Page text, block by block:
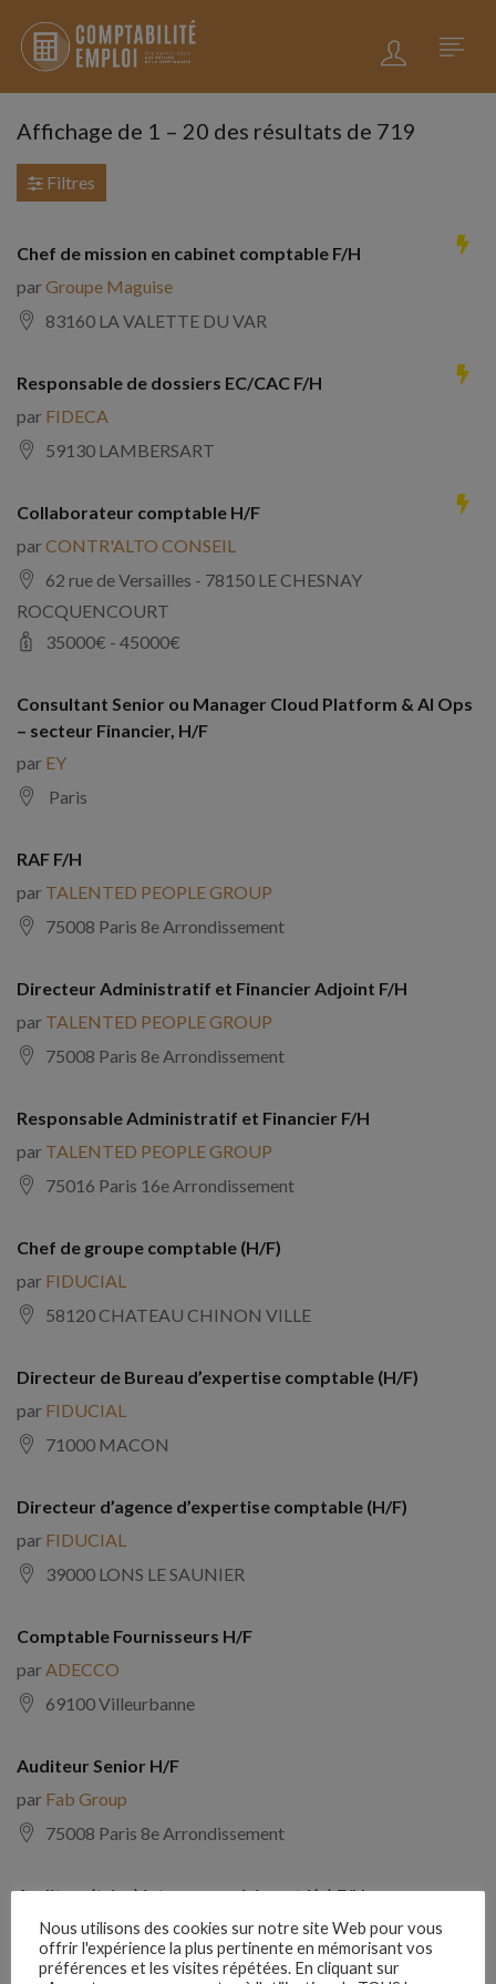
Affichage de 1 – 20 des résultats de 719
Filtres
Chef de mission en cabinet comptable F/H
parGroupe Maguise
83160 LA VALETTE DU VAR
Responsable de dossiers EC/CAC F/H
par FIDECA
59130 LAMBERSART
Collaborateur comptable H/F
parCONTR'ALTO CONSEIL
62 rue de Versailles - 78150 LE CHESNAY
ROCQUENCOURT
35000€ - 45000€
Consultant Senior ou Manager Cloud Platform & AI Ops
– secteur Financier, H/F
par EY
Paris
RAF F/H
par TALENTED PEOPLE GROUP
75008 Paris 8e Arrondissement
Directeur Administratif et Financier Adjoint F/H
par TALENTED PEOPLE GROUP
75008 Paris 8e Arrondissement
Responsable Administratif et Financier F/H
par TALENTED PEOPLE GROUP
75016 Paris 16e Arrondissement
Chef de groupe comptable (H/F)
par FIDUCIAL
58120 CHATEAU CHINON VILLE
Directeur de Bureau d’expertise comptable (H/F)
par FIDUCIAL
71000 MACON
Directeur d’agence d’expertise comptable (H/F)
par FIDUCIAL
39000 LONS LE SAUNIER
Comptable Fournisseurs H/F
par ADECCO
69100 Villeurbanne
Auditeur Senior H/F
par Fab Group
75008 Paris 8e Arrondissement
Auditeur(trice) interne expérimenté(e) F/H
parComptabilite Emploi
39130 Châtillon
Nous utilisons des cookies sur notre site Web pour vous
offrir l'expérience la plus pertinente en mémorisant vos
préférences et les visites répétées. En cliquant sur